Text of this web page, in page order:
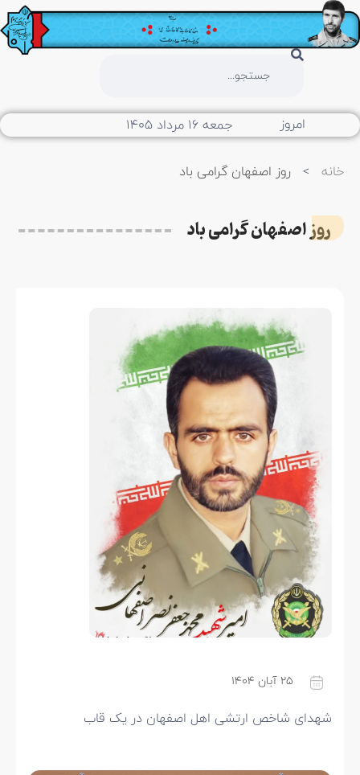
امروز جمعه ۱۶ مرداد ۱۴۰۵
خانه > روز اصفهان گرامی باد
روز اصفهان گرامی باد
۲۵ آبان ۱۴۰۴
شهدای شاخص ارتشی اهل اصفهان در یک قاب